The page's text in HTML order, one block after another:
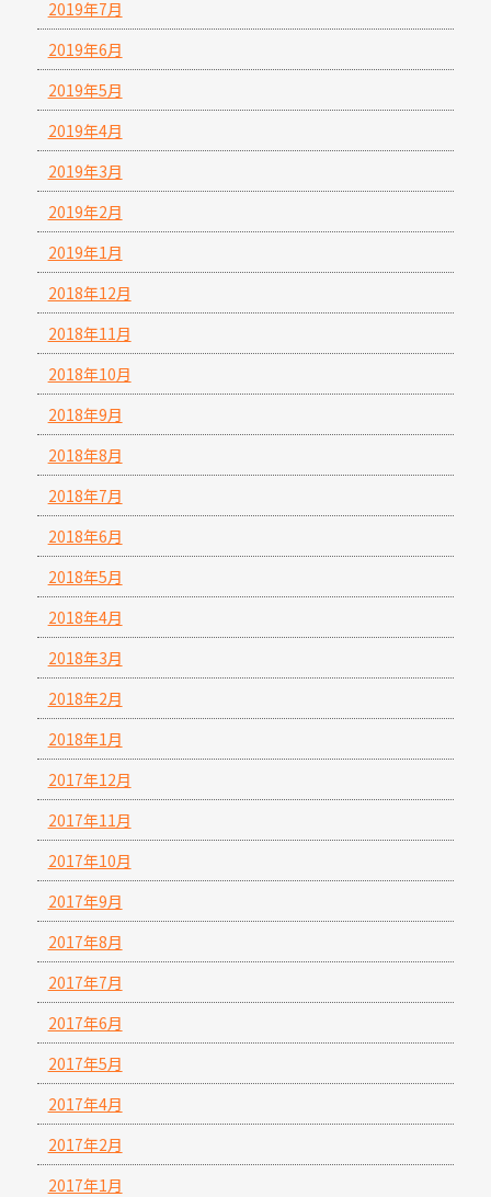
2019年7月
2019年6月
2019年5月
2019年4月
2019年3月
2019年2月
2019年1月
2018年12月
2018年11月
2018年10月
2018年9月
2018年8月
2018年7月
2018年6月
2018年5月
2018年4月
2018年3月
2018年2月
2018年1月
2017年12月
2017年11月
2017年10月
2017年9月
2017年8月
2017年7月
2017年6月
2017年5月
2017年4月
2017年2月
2017年1月